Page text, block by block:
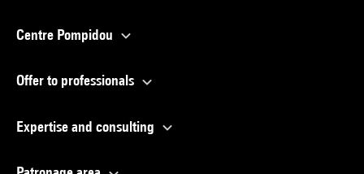
Centre Pompidou
Offer to professionals
Expertise and consulting